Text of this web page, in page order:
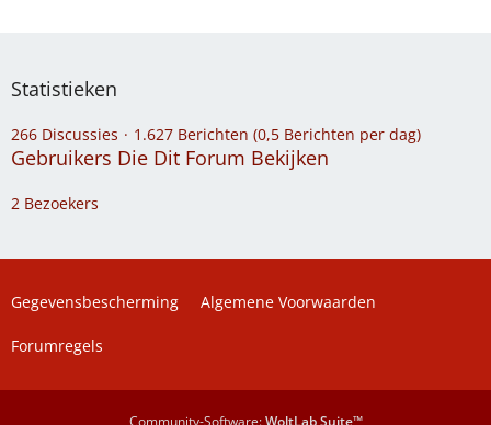
Statistieken
266 Discussies 1.627 Berichten (0,5 Berichten per dag)
Gebruikers Die Dit Forum Bekijken
2 Bezoekers
Gegevensbescherming Algemene Voorwaarden
Forumregels
Community-Software:WoltLab Suite™